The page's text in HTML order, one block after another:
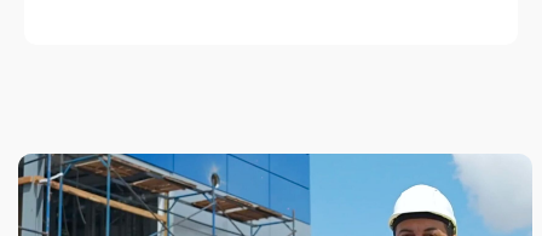
«Логистика и строительство»